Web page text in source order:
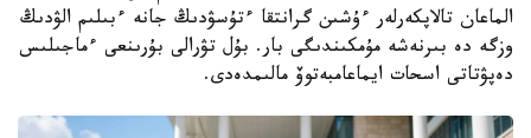
الماعان تالاپكەرلەر ءۇشىن گرانتقا ءتۇسۋدىڭ جانە ءبىلىم الۋدىڭ
وزگە دە بىرنەشە مۇمكىندىگى بار. بۇل تۋرالى بۇرىنعى ءماجىلىس
دەپۋتاتى اسحات ايماعامبەتوۆ مالىمدەدى.